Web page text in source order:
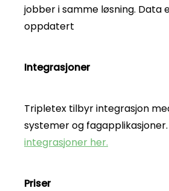
jobber i samme løsning. Data
oppdatert
Integrasjoner
Tripletex tilbyr integrasjon
systemer og fagapplikasjoner.
integrasjoner her.
Priser